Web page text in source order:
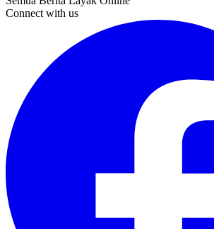
Connect with us